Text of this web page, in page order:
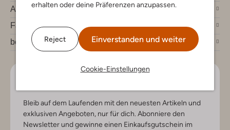
erhalten oder deine Präferenzen anzupassen.
Reject Einverstanden und weiter
Cookie-Einstellungen
Account
Fashion News
bei Omoda
Bleib auf dem Laufenden mit den neuesten Artikeln und
exklusiven Angeboten, nur für dich. Abonniere den
Newsletter und gewinne einen Einkaufsgutschein im